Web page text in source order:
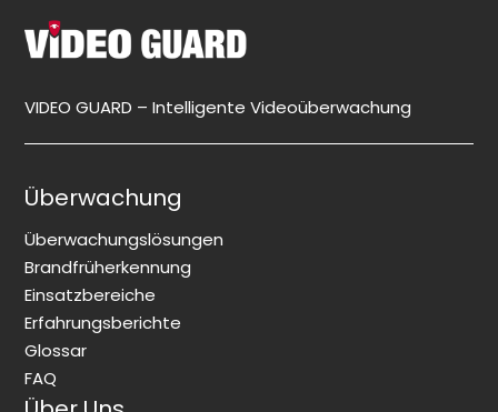
VIDEO GUARD – Intelligente Videoüberwachung
Überwachung
Überwachungslösungen
Brandfrüherkennung
Einsatzbereiche
Erfahrungsberichte
Glossar
FAQ